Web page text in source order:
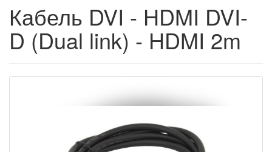
Кабель DVI - HDMI DVI-
D (Dual link) - HDMI 2m